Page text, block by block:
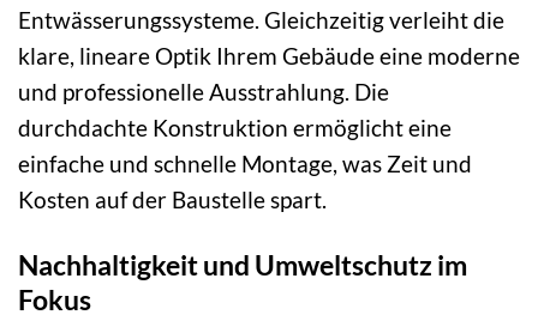
Entwässerungssysteme. Gleichzeitig verleiht die
klare, lineare Optik Ihrem Gebäude eine moderne
und professionelle Ausstrahlung. Die
durchdachte Konstruktion ermöglicht eine
einfache und schnelle Montage, was Zeit und
Kosten auf der Baustelle spart.
Nachhaltigkeit und Umweltschutz im
Fokus